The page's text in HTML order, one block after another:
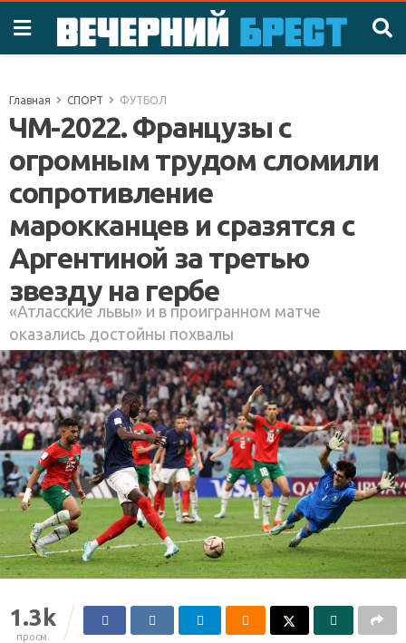
Главная СПОРТ ФУТБОЛ
ЧМ-2022. Французы с
огромным трудом сломили
сопротивление
марокканцев и сразятся с
Аргентиной за третью
звезду на гербе
«Атласские львы» и в проигранном матче
оказались достойны похвалы
1.3k
просм.